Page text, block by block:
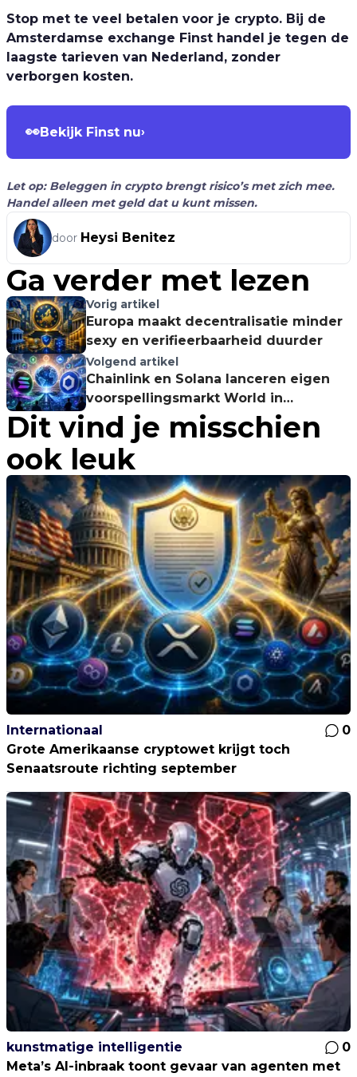
Stop met te veel betalen voor je crypto. Bij de
Amsterdamse exchange Finst handel je tegen de
laagste tarieven van Nederland, zonder
verborgen kosten.
👀Bekijk Finst nu›
Let op: Beleggen in crypto brengt risico’s met zich mee.
Handel alleen met geld dat u kunt missen.
door Heysi Benitez
Ga verder met lezen
Vorig artikel
Europa maakt decentralisatie minder
sexy en verifieerbaarheid duurder
Volgend artikel
Chainlink en Solana lanceren eigen
voorspellingsmarkt World in
Phantom-wallet
Dit vind je misschien
ook leuk
Internationaal
0
Grote Amerikaanse cryptowet krijgt toch
Senaatsroute richting september
kunstmatige intelligentie
0
Meta’s AI-inbraak toont gevaar van agenten met